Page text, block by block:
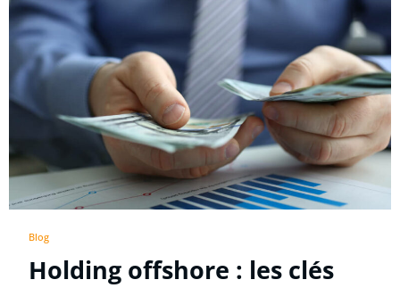
Blog
Holding offshore : les clés